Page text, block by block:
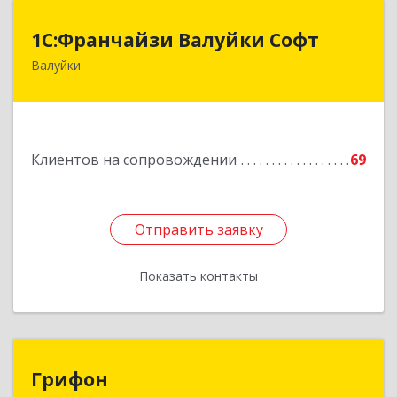
1С:Франчайзи Валуйки Софт
Валуйки
Клиентов на сопровождении 69
Отправить заявку
Показать контакты
1С:Франчайзи Валуйки Софт
309996, Белгородская обл, Валуйки г, Горького,
Отправить заявку
Назад
Грифон